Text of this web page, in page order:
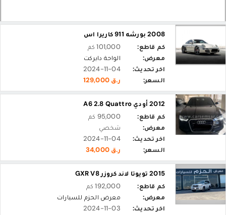
2008 بورشه 911 كاريرا اس
كم قاطع:
101,000 كم
معرض:
الواحة دايركت
اخر تحديث:
2024-11-04
السعر:
ر.ق 129,000
2012 أودي A6 2.8 Quattro
كم قاطع:
95,000 كم
معرض:
شخصي
اخر تحديث:
2024-11-04
السعر:
ر.ق 34,000
2015 تويوتا لاند كروزر GXR V8
كم قاطع:
192,000 كم
معرض:
معرض الحزم للسيارات
اخر تحديث:
2024-11-03